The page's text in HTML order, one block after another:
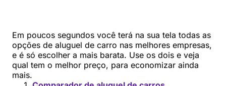
Em poucos segundos você terá na sua tela todas as
opções de aluguel de carro nas melhores empresas,
e é só escolher a mais barata. Use os dois e veja
qual tem o melhor preço, para economizar ainda
mais.